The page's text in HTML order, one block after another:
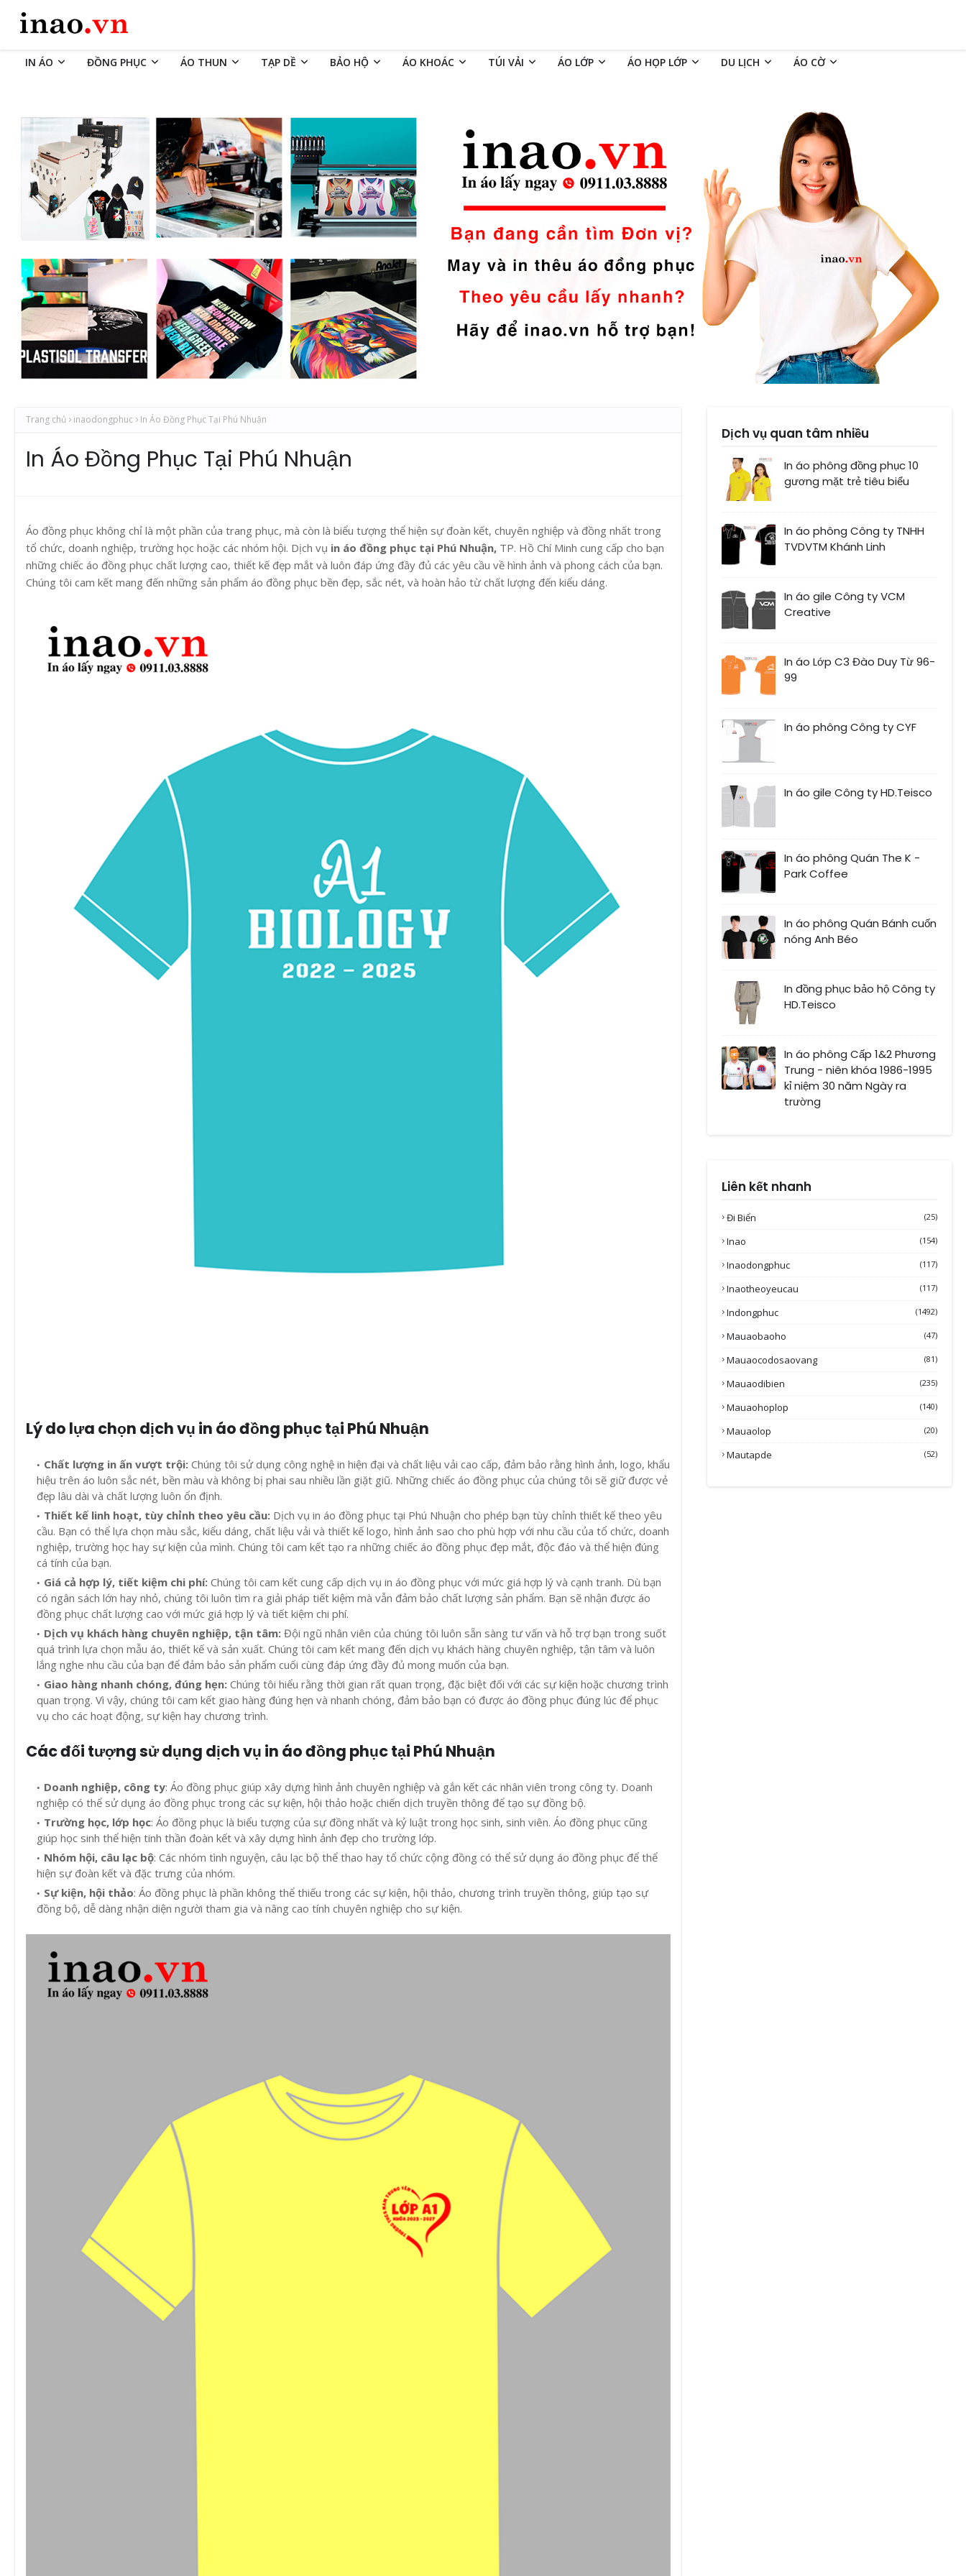
IN ÁO ĐỒNG PHỤC ÁO THUN TẠP DỀ BẢO HỘ ÁO KHOÁC TÚI VẢI ÁO LỚP ÁO HỌP LỚP DU LỊCH ÁO CỜ
Trang chủ inaodongphuc In Áo Đồng Phục Tại Phú Nhuận
In Áo Đồng Phục Tại Phú Nhuận
Áo đồng phục không chỉ là một phần của trang phục, mà còn là biểu tượng thể hiện sự đoàn kết, chuyên nghiệp và đồng nhất trong
tổ chức, doanh nghiệp, trường học hoặc các nhóm hội. Dịch vụ in áo đồng phục tại Phú Nhuận, TP. Hồ Chí Minh cung cấp cho bạn
những chiếc áo đồng phục chất lượng cao, thiết kế đẹp mắt và luôn đáp ứng đầy đủ các yêu cầu về hình ảnh và phong cách của bạn.
Chúng tôi cam kết mang đến những sản phẩm áo đồng phục bền đẹp, sắc nét, và hoàn hảo từ chất lượng đến kiểu dáng.
Lý do lựa chọn dịch vụ in áo đồng phục tại Phú Nhuận
Chất lượng in ấn vượt trội: Chúng tôi sử dụng công nghệ in hiện đại và chất liệu vải cao cấp, đảm bảo rằng hình ảnh, logo, khẩu
hiệu trên áo luôn sắc nét, bền màu và không bị phai sau nhiều lần giặt giũ. Những chiếc áo đồng phục của chúng tôi sẽ giữ được vẻ
đẹp lâu dài và chất lượng luôn ổn định.
Thiết kế linh hoạt, tùy chỉnh theo yêu cầu: Dịch vụ in áo đồng phục tại Phú Nhuận cho phép bạn tùy chỉnh thiết kế theo yêu
cầu. Bạn có thể lựa chọn màu sắc, kiểu dáng, chất liệu vải và thiết kế logo, hình ảnh sao cho phù hợp với nhu cầu của tổ chức, doanh
nghiệp, trường học hay sự kiện của mình. Chúng tôi cam kết tạo ra những chiếc áo đồng phục đẹp mắt, độc đáo và thể hiện đúng
cá tính của bạn.
Giá cả hợp lý, tiết kiệm chi phí: Chúng tôi cam kết cung cấp dịch vụ in áo đồng phục với mức giá hợp lý và cạnh tranh. Dù bạn
có ngân sách lớn hay nhỏ, chúng tôi luôn tìm ra giải pháp tiết kiệm mà vẫn đảm bảo chất lượng sản phẩm. Bạn sẽ nhận được áo
đồng phục chất lượng cao với mức giá hợp lý và tiết kiệm chi phí.
Dịch vụ khách hàng chuyên nghiệp, tận tâm: Đội ngũ nhân viên của chúng tôi luôn sẵn sàng tư vấn và hỗ trợ bạn trong suốt
quá trình lựa chọn mẫu áo, thiết kế và sản xuất. Chúng tôi cam kết mang đến dịch vụ khách hàng chuyên nghiệp, tận tâm và luôn
lắng nghe nhu cầu của bạn để đảm bảo sản phẩm cuối cùng đáp ứng đầy đủ mong muốn của bạn.
Giao hàng nhanh chóng, đúng hẹn: Chúng tôi hiểu rằng thời gian rất quan trọng, đặc biệt đối với các sự kiện hoặc chương trình
quan trọng. Vì vậy, chúng tôi cam kết giao hàng đúng hẹn và nhanh chóng, đảm bảo bạn có được áo đồng phục đúng lúc để phục
vụ cho các hoạt động, sự kiện hay chương trình.
Các đối tượng sử dụng dịch vụ in áo đồng phục tại Phú Nhuận
Doanh nghiệp, công ty: Áo đồng phục giúp xây dựng hình ảnh chuyên nghiệp và gắn kết các nhân viên trong công ty. Doanh
nghiệp có thể sử dụng áo đồng phục trong các sự kiện, hội thảo hoặc chiến dịch truyền thông để tạo sự đồng bộ.
Trường học, lớp học: Áo đồng phục là biểu tượng của sự đồng nhất và kỷ luật trong học sinh, sinh viên. Áo đồng phục cũng
giúp học sinh thể hiện tinh thần đoàn kết và xây dựng hình ảnh đẹp cho trường lớp.
Nhóm hội, câu lạc bộ: Các nhóm tình nguyện, câu lạc bộ thể thao hay tổ chức cộng đồng có thể sử dụng áo đồng phục để thể
hiện sự đoàn kết và đặc trưng của nhóm.
Sự kiện, hội thảo: Áo đồng phục là phần không thể thiếu trong các sự kiện, hội thảo, chương trình truyền thông, giúp tạo sự
đồng bộ, dễ dàng nhận diện người tham gia và nâng cao tính chuyên nghiệp cho sự kiện.
Dịch vụ quan tâm nhiều
In áo phông đồng phục 10
gương mặt trẻ tiêu biểu
In áo phông Công ty TNHH
TVDVTM Khánh Linh
In áo gile Công ty VCM
Creative
In áo Lớp C3 Đào Duy Từ 96-
99
In áo phông Công ty CYF
In áo gile Công ty HD.Teisco
In áo phông Quán The K -
Park Coffee
In áo phông Quán Bánh cuốn
nóng Anh Béo
In đồng phục bảo hộ Công ty
HD.Teisco
In áo phông Cấp 1&2 Phương
Trung - niên khóa 1986-1995
kỉ niệm 30 năm Ngày ra
trường
Liên kết nhanh
Đi Biển (25)
Inao (154)
Inaodongphuc (117)
Inaotheoyeucau (117)
Indongphuc (1492)
Mauaobaoho (47)
Mauaocodosaovang (81)
Mauaodibien (235)
Mauaohoplop (140)
Mauaolop (20)
Mautapde (52)